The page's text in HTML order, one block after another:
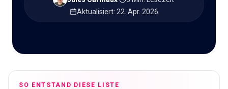
Aktualisiert: 22. Apr. 2026
SO ENTSTAND DIESE LISTE